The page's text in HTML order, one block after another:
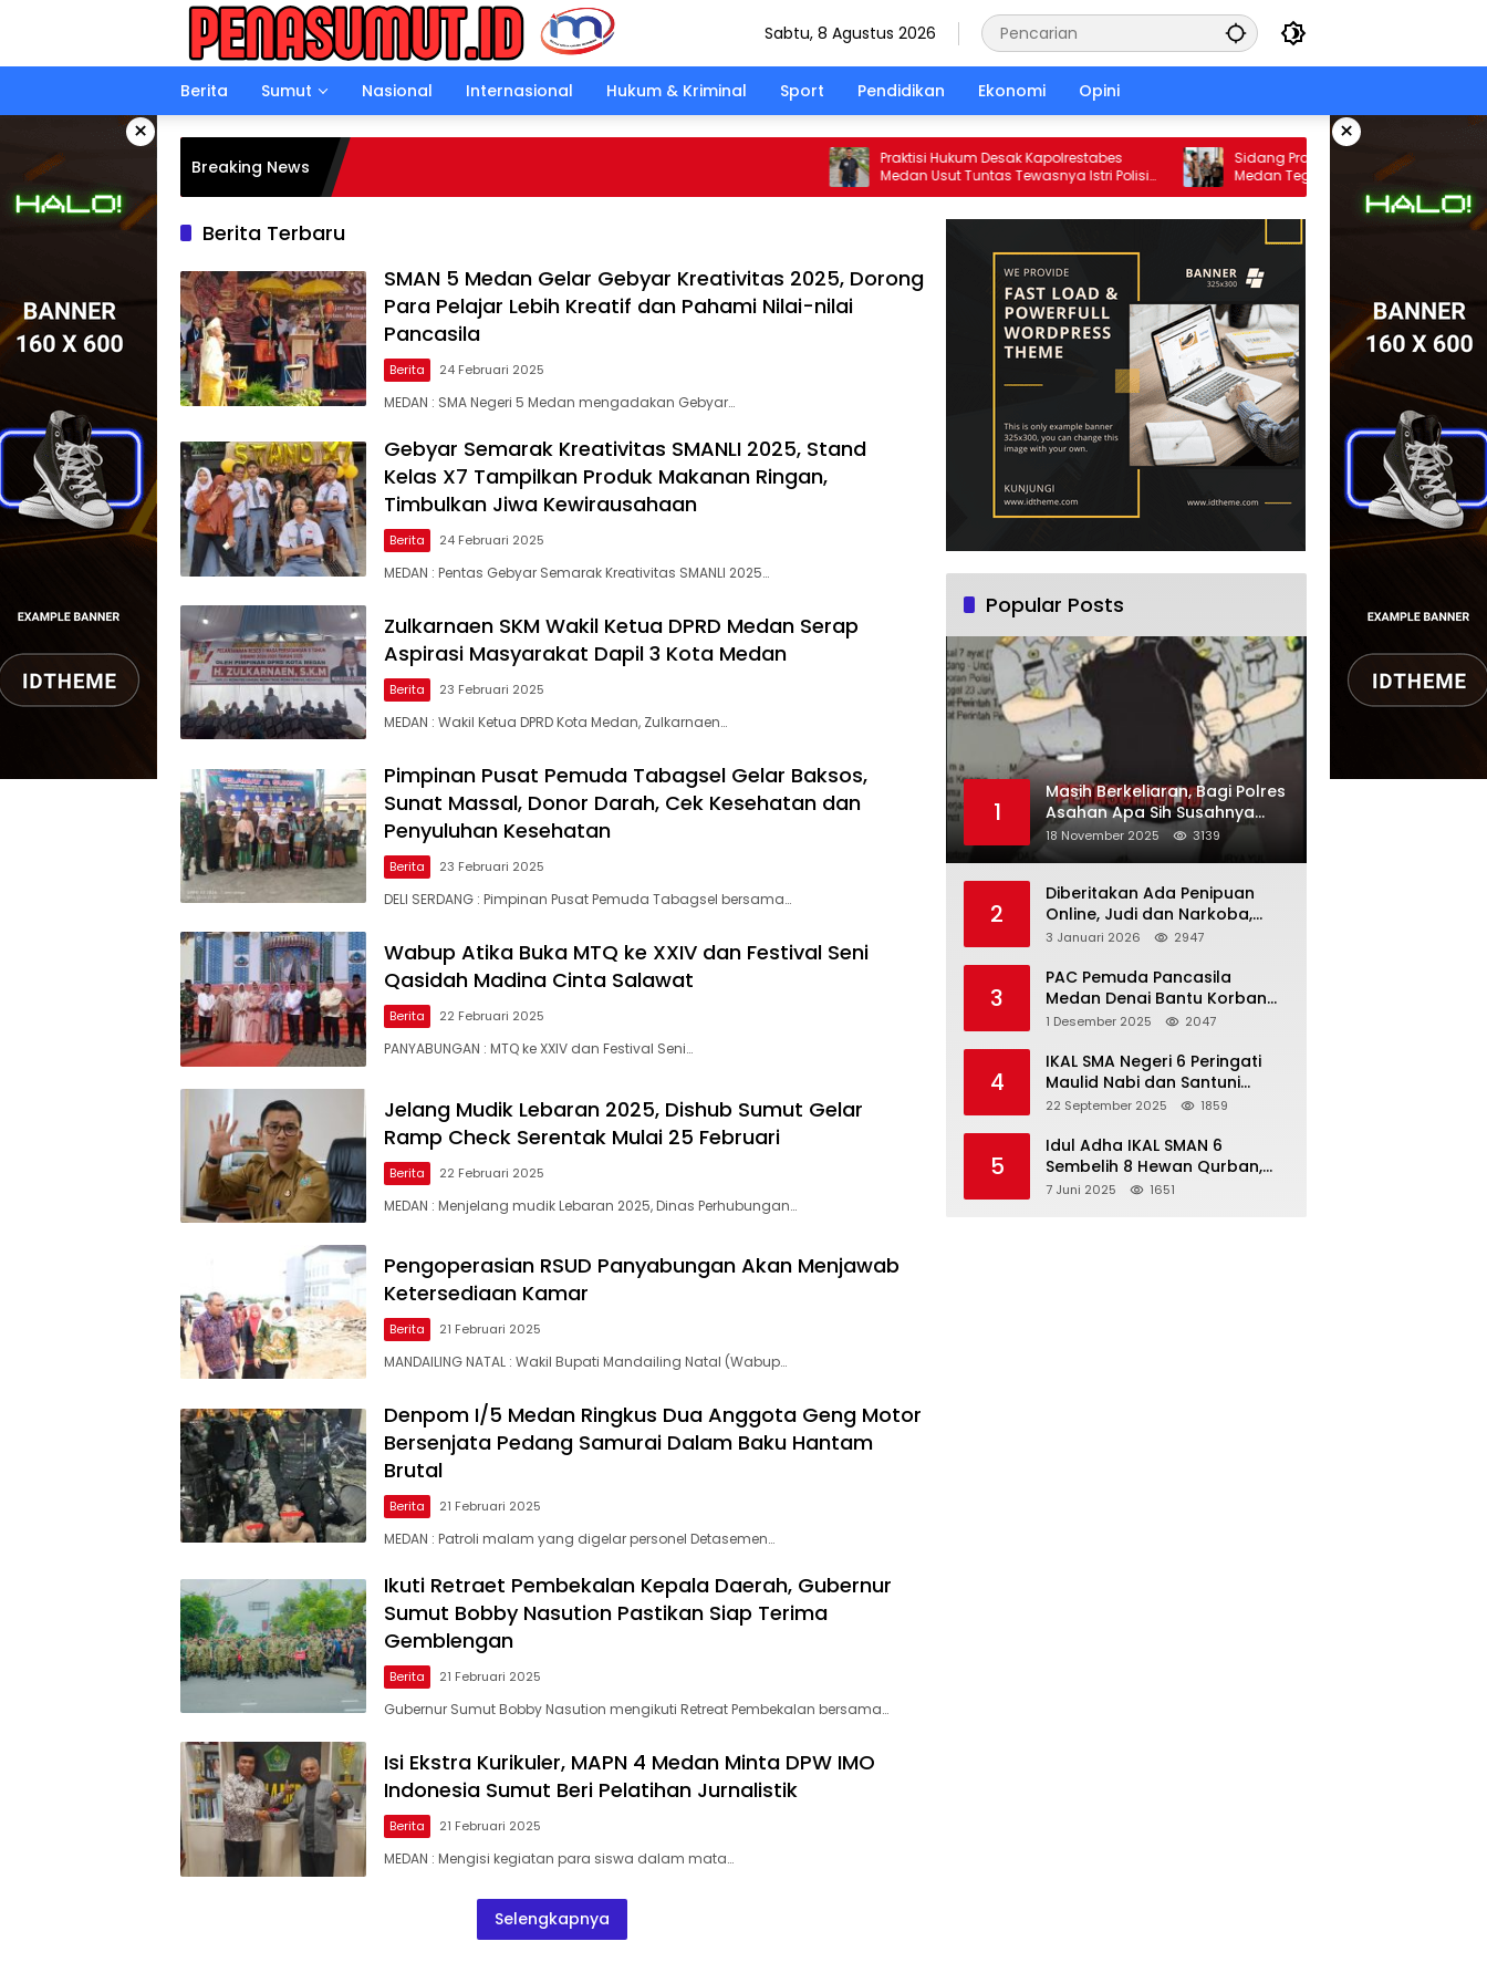
Sabtu, 8 Agustus 2026
Berita Sumut Nasional Internasional Hukum & Kriminal Sport Pendidikan Ekonomi Opini
× ×
Breaking News
Praktisi Hukum Desak Kapolrestabes
Medan Usut Tuntas Tewasnya Istri Polisi
di Helvetia
Sidang Praperadilan Arjoni Berlanjut, LBH
Medan Tegaskan SP3 Polda Sumut
Cacat Hukum
Berita Terbaru
SMAN 5 Medan Gelar Gebyar Kreativitas 2025, Dorong
Para Pelajar Lebih Kreatif dan Pahami Nilai-nilai
Pancasila
Berita 24 Februari 2025
MEDAN : SMA Negeri 5 Medan mengadakan Gebyar…
Gebyar Semarak Kreativitas SMANLI 2025, Stand
Kelas X7 Tampilkan Produk Makanan Ringan,
Timbulkan Jiwa Kewirausahaan
Berita 24 Februari 2025
MEDAN : Pentas Gebyar Semarak Kreativitas SMANLI 2025…
Zulkarnaen SKM Wakil Ketua DPRD Medan Serap
Aspirasi Masyarakat Dapil 3 Kota Medan
Berita 23 Februari 2025
MEDAN : Wakil Ketua DPRD Kota Medan, Zulkarnaen…
Pena
Sumut
Pimpinan Pusat Pemuda Tabagsel Gelar Baksos,
Sunat Massal, Donor Darah, Cek Kesehatan dan
Penyuluhan Kesehatan
Berita 23 Februari 2025
DELI SERDANG : Pimpinan Pusat Pemuda Tabagsel bersama…
Wabup Atika Buka MTQ ke XXIV dan Festival Seni
Qasidah Madina Cinta Salawat
Berita 22 Februari 2025
PANYABUNGAN : MTQ ke XXIV dan Festival Seni…
Jelang Mudik Lebaran 2025, Dishub Sumut Gelar
Ramp Check Serentak Mulai 25 Februari
Berita 22 Februari 2025
MEDAN : Menjelang mudik Lebaran 2025, Dinas Perhubungan…
Pengoperasian RSUD Panyabungan Akan Menjawab
Ketersediaan Kamar
Berita 21 Februari 2025
MANDAILING NATAL : Wakil Bupati Mandailing Natal (Wabup…
Denpom I/5 Medan Ringkus Dua Anggota Geng Motor
Bersenjata Pedang Samurai Dalam Baku Hantam
Brutal
Berita 21 Februari 2025
MEDAN : Patroli malam yang digelar personel Detasemen…
Ikuti Retraet Pembekalan Kepala Daerah, Gubernur
Sumut Bobby Nasution Pastikan Siap Terima
Gemblengan
Berita 21 Februari 2025
Gubernur Sumut Bobby Nasution mengikuti Retreat Pembekalan bersama…
Isi Ekstra Kurikuler, MAPN 4 Medan Minta DPW IMO
Indonesia Sumut Beri Pelatihan Jurnalistik
Berita 21 Februari 2025
MEDAN : Mengisi kegiatan para siswa dalam mata…
Selengkapnya
Popular Posts
1
Masih Berkeliaran, Bagi Polres
Asahan Apa Sih Susahnya
Menangkap Martono
18 November 2025 3139
2
Diberitakan Ada Penipuan
Online, Judi dan Narkoba,
Karutan Kabanjhe Sebut Hoax
Beryanggungjawab
3 Januari 2026 2947
3
PAC Pemuda Pancasila
Medan Denai Bantu Korban
Banjir di Tiga Kelurahan
1 Desember 2025 2047
4
IKAL SMA Negeri 6 Peringati
Maulid Nabi dan Santuni
Yatim Piatu Anak Alumni
22 September 2025 1859
5
Idul Adha IKAL SMAN 6
Sembelih 8 Hewan Qurban,
Seluruh Siswa Guru dan ASN
7 Juni 2025 1651